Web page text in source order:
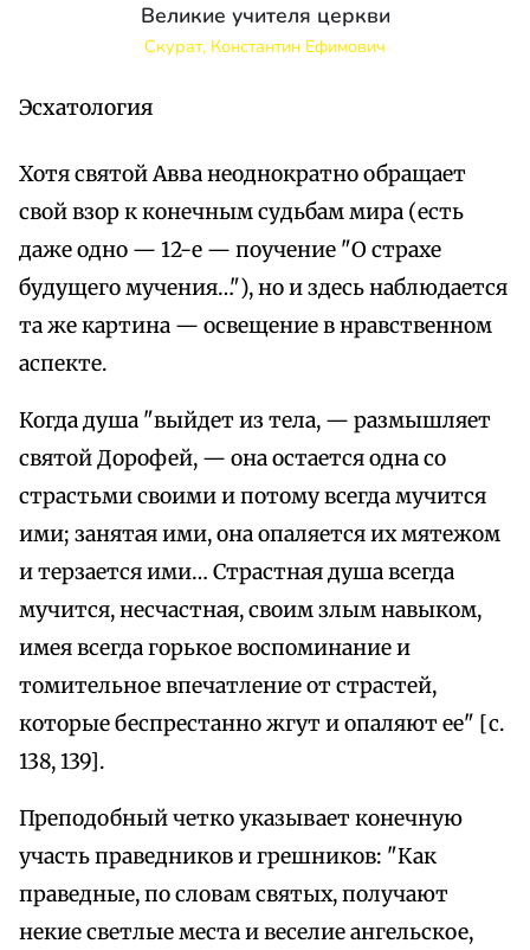
Великие учителя церкви
Скурат, Константин Ефимович
Эсхатология
Хотя святой Авва неоднократно обращает
свой взор к конечным судьбам мира (есть
даже одно — 12-е — поучение "О страхе
будущего мучения…"), но и здесь наблюдается
та же картина — освещение в нравственном
аспекте.
Когда душа "выйдет из тела, — размышляет
святой Дорофей, — она остается одна со
страстьми своими и потому всегда мучится
ими; занятая ими, она опаляется их мятежом
и терзается ими… Страстная душа всегда
мучится, несчастная, своим злым навыком,
имея всегда горькое воспоминание и
томительное впечатление от страстей,
которые беспрестанно жгут и опаляют ее" [с.
138, 139].
Преподобный четко указывает конечную
участь праведников и грешников: "Как
праведные, по словам святых, получают
некие светлые места и веселие ангельское,